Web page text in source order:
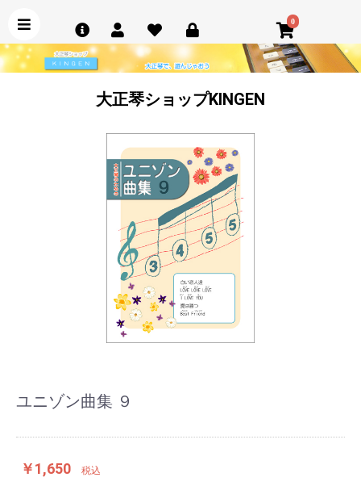
0
大正琴ショップKINGEN
ユニゾン曲集 ９
￥1,650 税込